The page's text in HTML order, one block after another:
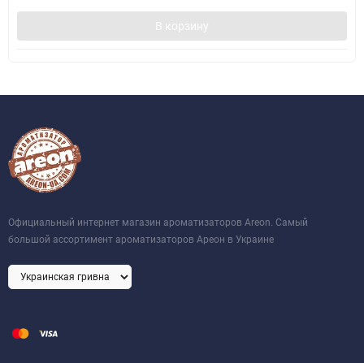
В корзину
Официальный интернет магазин ароматизаторов Areon. Самый
большой ассортимент ароматизаторов Ареон в Украине